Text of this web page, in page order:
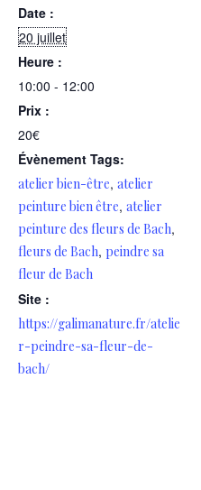
Date :
20 juillet
Heure :
10:00 - 12:00
Prix :
20€
Évènement Tags:
atelier bien-être, atelier
peinture bien être, atelier
peinture des fleurs de Bach,
fleurs de Bach, peindre sa
fleur de Bach
Site :
https://galimanature.fr/atelie
r-peindre-sa-fleur-de-
bach/